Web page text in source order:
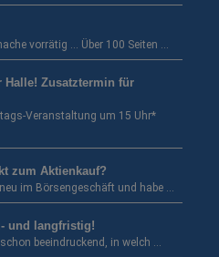
vorrätig … Über 100 Seiten …
Halle! Zusatztermin für
Veranstaltung um 15 Uhr*
zum Aktienkauf?
im Börsengeschäft und habe …
und langfristig!
beeindruckend, in welch …